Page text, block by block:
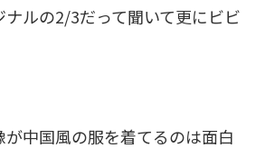
ナルの2/3だって聞いて更にビビ
中国風の服を着てるのは面白